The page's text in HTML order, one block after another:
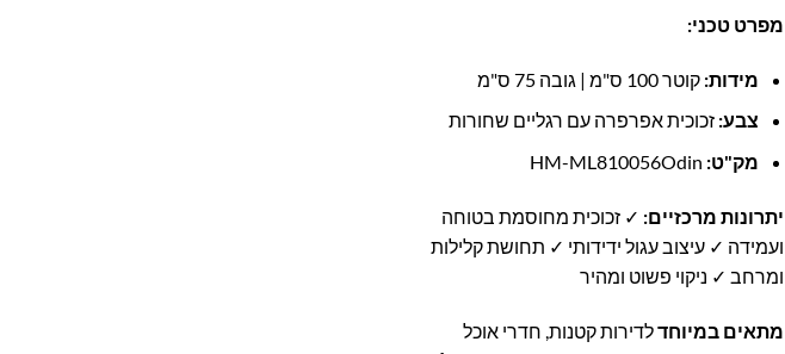
מפרט טכני:
מידות: קוטר 100 ס"מ | גובה 75 ס"מ
צבע: זכוכית אפרפרה עם רגליים שחורות
מק"ט:
יתרונות מרכזיים: ✓ זכוכית מחוסמת בטוחה
ועמידה ✓ עיצוב עגול ידידותי ✓ תחושת קלילות
ומרחב ✓ ניקוי פשוט ומהיר
מתאים במיוחדלדירות קטנות, חדרי אוכל